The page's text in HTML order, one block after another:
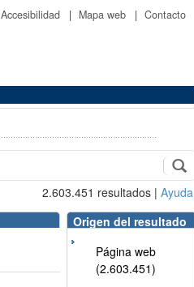
Accesibilidad | Mapa web | Contacto
2.603.451 resultados | Ayuda
Origen del resultado
Página web
(2.603.451)